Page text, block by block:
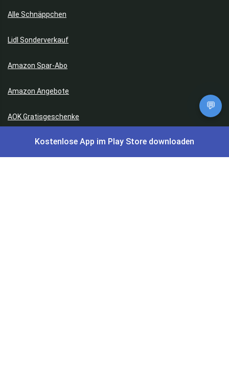
Alle Schnäppchen
Lidl Sonderverkauf
Amazon Spar-Abo
Amazon Angebote
AOK Gratisgeschenke
💬
Kostenlose App im Play Store downloaden